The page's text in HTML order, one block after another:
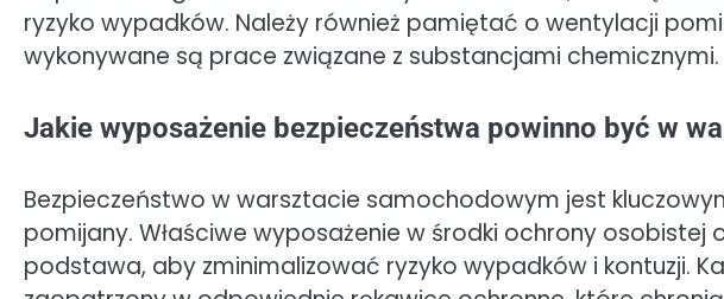
ryzyko wypadków. Należy również pamiętać o wentylacji
wykonywane są prace związane z substancjami chemicznymi.
Jakie wyposażenie bezpieczeństwa powinno być w
Bezpieczeństwo w warsztacie samochodowym jest
pomijany. Właściwe wyposażenie w środki ochrony osobistej
podstawa, aby zminimalizować ryzyko wypadków i kontuzji.